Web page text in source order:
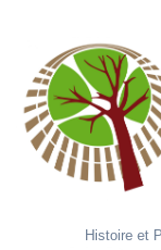
HPB
e
Histoire
et
Patrimoine
de
Béceleuf
Histoire et